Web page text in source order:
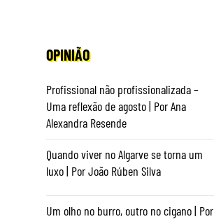
OPINIÃO
Profissional não profissionalizada –
Uma reflexão de agosto | Por Ana
Alexandra Resende
Quando viver no Algarve se torna um
luxo | Por João Rúben Silva
Um olho no burro, outro no cigano | Por